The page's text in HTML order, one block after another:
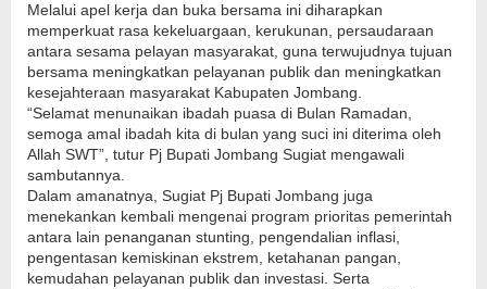
Melalui apel kerja dan buka bersama ini diharapkan
memperkuat rasa kekeluargaan, kerukunan, persaudaraan
antara sesama pelayan masyarakat, guna terwujudnya tujuan
bersama meningkatkan pelayanan publik dan meningkatkan
kesejahteraan masyarakat Kabupaten Jombang.
“Selamat menunaikan ibadah puasa di Bulan Ramadan,
semoga amal ibadah kita di bulan yang suci ini diterima oleh
Allah SWT”, tutur Pj Bupati Jombang Sugiat mengawali
sambutannya.
Dalam amanatnya, Sugiat Pj Bupati Jombang juga
menekankan kembali mengenai program prioritas pemerintah
antara lain penanganan stunting, pengendalian inflasi,
pengentasan kemiskinan ekstrem, ketahanan pangan,
kemudahan pelayanan publik dan investasi. Serta